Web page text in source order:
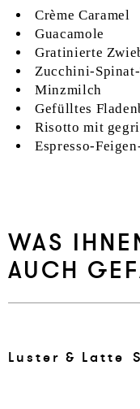
Crème Caramel
Guacamole
Gratinierte
Zucchini-
Minzmilch
Gefülltes
Risotto mit
Espresso-
WAS
AUCH
Lus­ter & Lat­te